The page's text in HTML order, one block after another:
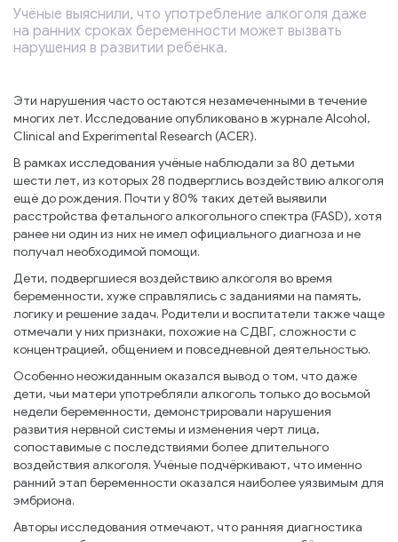
Учёные выяснили, что употребление алкоголя даже
на ранних сроках беременности может вызвать
нарушения в развитии ребёнка.
Эти нарушения часто остаются незамеченными в течение
многих лет. Исследование опубликовано в журнале Alcohol,
Clinical and Experimental Research (ACER).
В рамках исследования учёные наблюдали за 80 детьми
шести лет, из которых 28 подверглись воздействию алкоголя
ещё до рождения. Почти у 80% таких детей выявили
расстройства фетального алкогольного спектра (FASD), хотя
ранее ни один из них не имел официального диагноза и не
получал необходимой помощи.
Дети, подвергшиеся воздействию алкоголя во время
беременности, хуже справлялись с заданиями на память,
логику и решение задач. Родители и воспитатели также чаще
отмечали у них признаки, похожие на СДВГ, сложности с
концентрацией, общением и повседневной деятельностью.
Особенно неожиданным оказался вывод о том, что даже
дети, чьи матери употребляли алкоголь только до восьмой
недели беременности, демонстрировали нарушения
развития нервной системы и изменения черт лица,
сопоставимые с последствиями более длительного
воздействия алкоголя. Учёные подчёркивают, что именно
ранний этап беременности оказался наиболее уязвимым для
эмбриона.
Авторы исследования отмечают, что ранняя диагностика